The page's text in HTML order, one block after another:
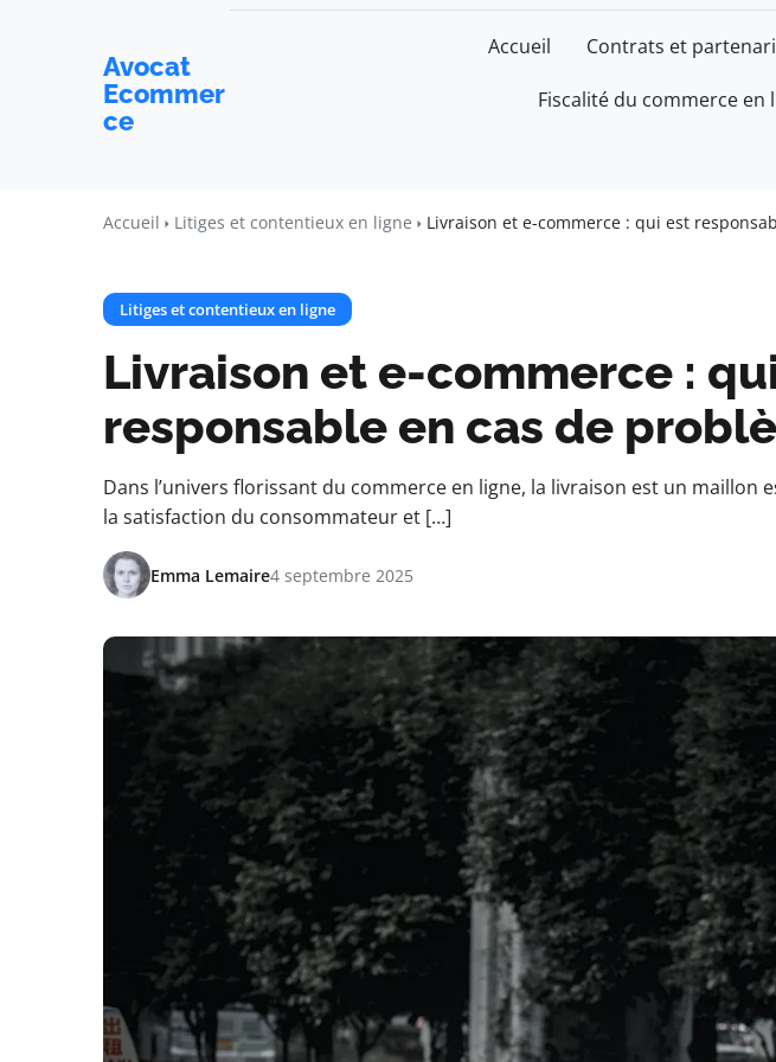
Avocat
Ecommer
ce
Accueil Contrats et
Fiscalité du commerce en
Accueil Litiges et contentieux en ligne Livraison et e-commerce : qui est
Litiges et contentieux en ligne
Livraison et e-commerce :
responsable en cas de
Dans l’univers florissant du commerce en ligne, la livraison est un maillon
la satisfaction du consommateur et […]
Emma Lemaire4 septembre 2025